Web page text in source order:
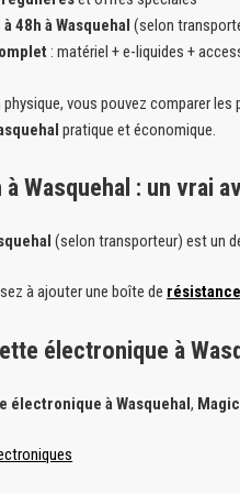
48h à Wasquehal (selon
: matériel + e-liquides +
vous pouvez comparer
pratique et économique.
Wasquehal : un vrai
(selon transporteur) est un
à ajouter une boîte de
électronique à
électronique à Wasquehal,